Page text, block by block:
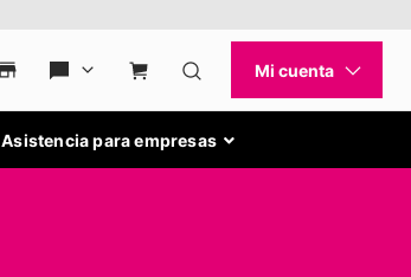
Asistencia para empresas